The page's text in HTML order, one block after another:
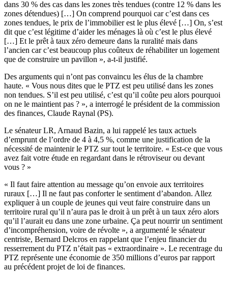
dans 30 % des cas dans les zones très tendues (contre 12 % dans les
zones détendues) […] On comprend pourquoi car c’est dans ces
zones tendues, le prix de l’immobilier est le plus élevé […] On, s’est
dit que c’est légitime d’aider les ménages là où c’est le plus élevé
[…] Et le prêt à taux zéro demeure dans la ruralité mais dans
l’ancien car c’est beaucoup plus coûteux de réhabiliter un logement
que de construire un pavillon », a-t-il justifié.
Des arguments qui n’ont pas convaincu les élus de la chambre
haute. « Vous nous dites que le PTZ est peu utilisé dans les zones
non tendues. S’il est peu utilisé, c’est qu’il coûte peu alors pourquoi
on ne le maintient pas ? », a interrogé le président de la commission
des finances, Claude Raynal (PS).
Le sénateur LR, Arnaud Bazin, a lui rappelé les taux actuels
d’emprunt de l’ordre de 4 à 4,5 %, comme une justification de la
nécessité de maintenir le PTZ sur tout le territoire. « Est-ce que vous
avez fait votre étude en regardant dans le rétroviseur ou devant
vous ? »
« Il faut faire attention au message qu’on envoie aux territoires
ruraux […] Il ne faut pas conforter le sentiment d’abandon. Allez
expliquer à un couple de jeunes qui veut faire construire dans un
territoire rural qu’il n’aura pas le droit à un prêt à un taux zéro alors
qu’il l’aurait eu dans une zone urbaine. Ça peut nourrir un sentiment
d’incompréhension, voire de révolte », a argumenté le sénateur
centriste, Bernard Delcros en rappelant que l’enjeu financier du
resserrement du PTZ n’était pas « extraordinaire ». Le recentrage du
PTZ représente une économie de 350 millions d’euros par rapport
au précédent projet de loi de finances.